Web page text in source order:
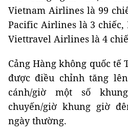
Vietnam Airlines là 99
Pacific Airlines là 3 chiếc,
Viettravel Airlines là 4
Cảng Hàng không quốc tế
được điều chỉnh tăng
cánh/giờ một số
chuyến/giờ khung giờ
ngày thường.